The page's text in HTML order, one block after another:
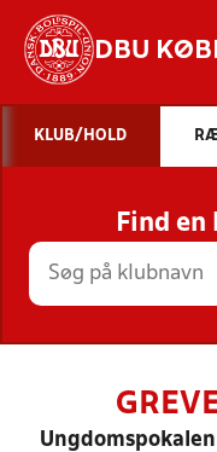
DBU
STILLINGER,
KLUB/HOLD
Find